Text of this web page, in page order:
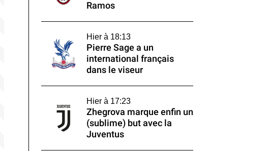
Ramos
Hier à 18:13
Pierre Sage a un
international français
dans le viseur
Hier à 17:23
Zhegrova marque enfin un
(sublime) but avec la
Juventus